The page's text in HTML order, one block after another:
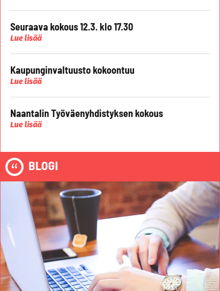
Seuraava kokous 12.3. klo 17.30
Lue lisää
Kaupunginvaltuusto kokoontuu
Lue lisää
Naantalin Työväenyhdistyksen kokous
Lue lisää
BLOGI